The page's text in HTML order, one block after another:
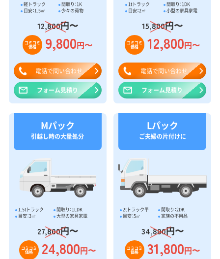
軽トラック
間取り：1K
目安：1.5㎥
少々の荷物
12,800円〜
コミコミ
価格 9,800円〜
電話で問い合わせ
フォーム見積り
1tトラック
間取り：1DK
目安：2㎥
小型の家具家電
15,800円〜
コミコミ
価格 12,800円〜
電話で問い合わせ
フォーム見積り
Mパック
引越し時の大量処分
1.5tトラック
間取り：1LDK
目安：3㎥
大型の家具家電
27,800円〜
コミコミ
価格 24,800円〜
Lパック
ご夫婦の片付けに
2tトラック平
間取り：2DK
目安：5㎥
家族の不用品
34,800円〜
コミコミ
価格 31,800円〜